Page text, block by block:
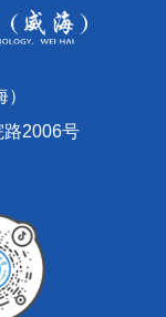
路2006号